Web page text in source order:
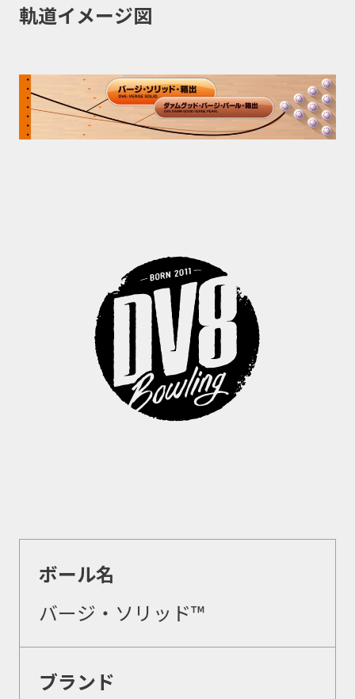
軌道イメージ図
ボール名
バージ・ソリッド™
ブランド